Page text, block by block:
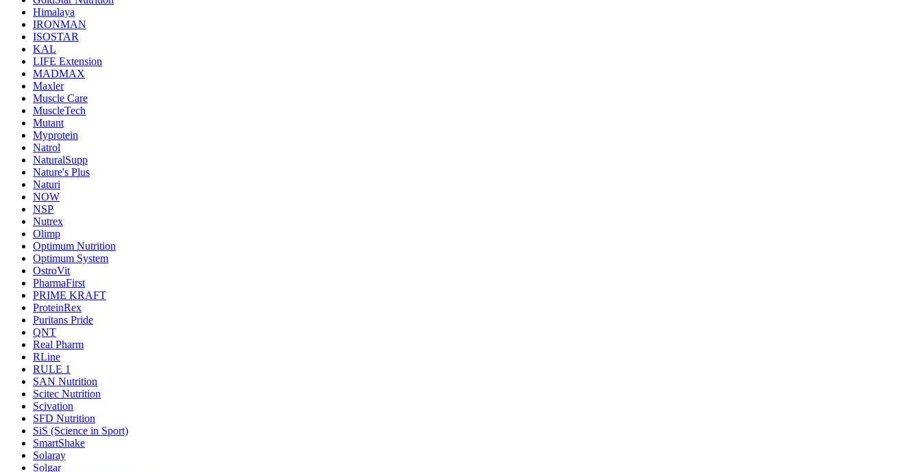
Himalaya
IRONMAN
ISOSTAR
KAL
LIFE Extension
MADMAX
Maxler
Muscle Care
MuscleTech
Mutant
Myprotein
Natrol
NaturalSupp
Nature's Plus
Naturi
NOW
NSP
Nutrex
Olimp
Optimum Nutrition
Optimum System
OstroVit
PharmaFirst
PRIME KRAFT
ProteinRex
Puritans Pride
QNT
Real Pharm
RLine
RULE 1
SAN Nutrition
Scitec Nutrition
Scivation
SFD Nutrition
SiS (Science in Sport)
SmartShake
Solaray
Solgar